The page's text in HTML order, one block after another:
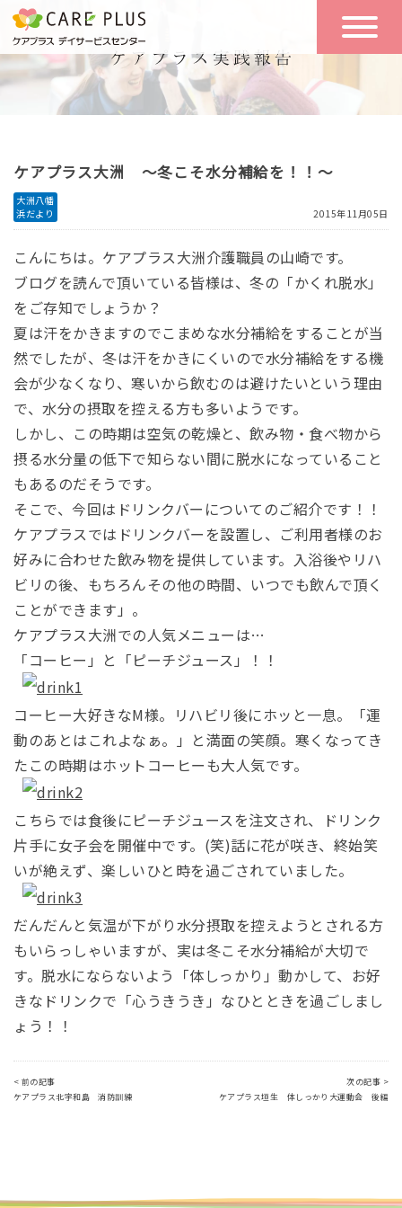
こんな方に
おすすめ
一日の流れ
一日体験
空き状況
お問い合わせ
体験希望
ケアプラス大洲 ～冬こそ水分補給を！！～
大洲八幡
浜だより
2015年11月05日
こんにちは。ケアプラス大洲介護職員の山崎です。
ブログを読んで頂いている皆様は、冬の「かくれ脱水」
をご存知でしょうか？
夏は汗をかきますのでこまめな水分補給をすることが当
然でしたが、冬は汗をかきにくいので水分補給をする機
会が少なくなり、寒いから飲むのは避けたいという理由
で、水分の摂取を控える方も多いようです。
しかし、この時期は空気の乾燥と、飲み物・食べ物から
摂る水分量の低下で知らない間に脱水になっていること
もあるのだそうです。
そこで、今回はドリンクバーについてのご紹介です！！
ケアプラスではドリンクバーを設置し、ご利用者様のお
好みに合わせた飲み物を提供しています。入浴後やリハ
ビリの後、もちろんその他の時間、いつでも飲んで頂く
ことができます」。
ケアプラス大洲での人気メニューは…
「コーヒー」と「ピーチジュース」！！
コーヒー大好きなM様。リハビリ後にホッと一息。「運
動のあとはこれよなぁ。」と満面の笑顔。寒くなってき
たこの時期はホットコーヒーも大人気です。
こちらでは食後にピーチジュースを注文され、ドリンク
片手に女子会を開催中です。(笑)話に花が咲き、終始笑
いが絶えず、楽しいひと時を過ごされていました。
だんだんと気温が下がり水分摂取を控えようとされる方
もいらっしゃいますが、実は冬こそ水分補給が大切で
す。脱水にならないよう「体しっかり」動かして、お好
きなドリンクで「心うきうき」なひとときを過ごしまし
ょう！！
< 前の記事
ケアプラス北宇和島 消防訓練
次の記事 >
ケアプラス垣生 体しっかり大運動会 後編